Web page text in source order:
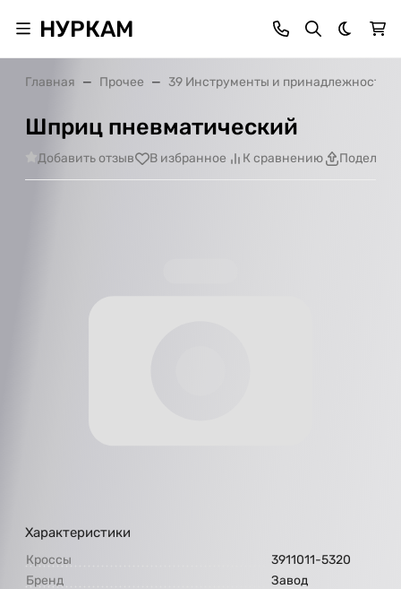
НУРКАМ Темная
Главная Прочее 39 Инструменты и принадлежности
Шприц пневматический
Добавить отзыв В избранное К сравнению
Характеристики
Кроссы
3911011-5320
Бренд
Завод